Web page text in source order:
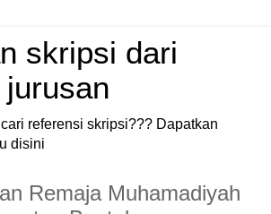
skripsi dari
referensi skripsi??? Dapatkan
disini
Remaja Muhamadiyah